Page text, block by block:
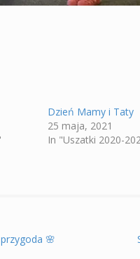
Dzień Mamy i Taty
25 maja, 2021
In "Uszatki 2020-
🌸